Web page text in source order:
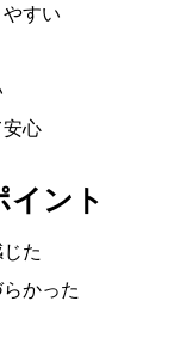
すい
心
イント
た
かった